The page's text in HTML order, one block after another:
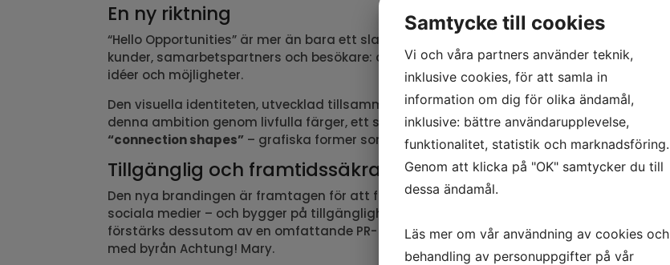
En ny riktning
“Hello Opportunities” är mer än bara ett slagord. Det är en inbjudan och ett löfte till
kunder, samarbetspartners och besökare: att skapa möten som öppnar dörrar för nya
idéer och möjligheter.
Den visuella identiteten, utvecklad tillsammans med designbyrån KMS TEAM, speglar
denna ambition genom livfulla färger, ett specialanpassat typsnitt och så kallade
“connection shapes” – grafiska former som symboliserar samhörighet och dialog.
Tillgänglig och framtidssäkrad design
Den nya brandingen är framtagen för att fungera i alla kanaler – från stora skyltar till
sociala medier – och bygger på tillgänglighetskrav enligt WCAG/APCA. Lanseringen
förstärks dessutom av en omfattande PR- och sociala mediesatsning tillsammans
med byrån Achtung! Mary.
Samtycke till cookies
Vi och våra partners använder teknik,
inklusive cookies, för att samla in
information om dig för olika ändamål,
inklusive: bättre användarupplevelse,
funktionalitet, statistik och marknadsföring.
Genom att klicka på "OK" samtycker du till
dessa ändamål.
Läs mer om vår användning av cookies och
behandling av personuppgifter på vår